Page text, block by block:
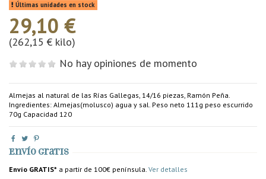
Últimas unidades en stock
29,10 €
(262,15 € kilo)
No hay opiniones de momento
Almejas al natural de las Rías Gallegas, 14/16 piezas, Ramón Peña.
Ingredientes: Almejas(molusco) agua y sal. Peso neto 111g peso escurrido
70g Capacidad 120
Envío gratis
Envío GRATIS* a partir de 100€ península. Ver detalles